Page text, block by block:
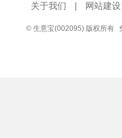
关于我们 | 网站建设
© 生意宝(002095) 版权所有